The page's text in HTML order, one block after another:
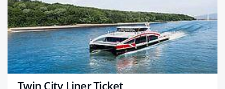
Twin City Liner Ticket